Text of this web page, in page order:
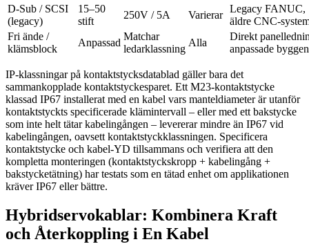
D-Sub / SCSI
(legacy)
15–50
stift
250V / 5A Varierar
Legacy FANUC,
äldre CNC-
Fri ände /
klämsblock
Anpassad
Matchar
ledarklassning
Alla
Direkt
anpassade byggen
IP-klassningar på kontaktstycksdatablad gäller bara det
sammankopplade kontaktstyckesparet. Ett M23-kontaktstycke
klassad IP67 installerat med en kabel vars manteldiameter är utanför
kontaktstyckts specificerade klämintervall – eller med ett bakstycke
som inte helt tätar kabelingången – levererar mindre än IP67 vid
kabelingången, oavsett kontaktstyckklassningen. Specificera
kontaktstycke och kabel-YD tillsammans och verifiera att den
kompletta monteringen (kontaktstyckskropp + kabelingång +
bakstycketätning) har testats som en tätad enhet om applikationen
kräver IP67 eller bättre.
Hybridservokablar: Kombinera Kraft
och Återkoppling i En Kabel